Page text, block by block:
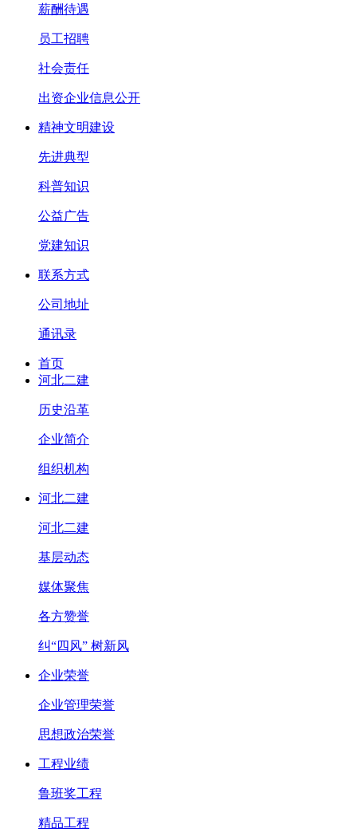
薪酬待遇
员工招聘
社会责任
出资企业信息公开
精神文明建设
先进典型
科普知识
公益广告
党建知识
联系方式
公司地址
通讯录
首页
河北二建
历史沿革
企业简介
组织机构
河北二建
河北二建
基层动态
媒体聚焦
各方赞誉
纠“四风” 树新风
企业荣誉
企业管理荣誉
思想政治荣誉
工程业绩
鲁班奖工程
精品工程